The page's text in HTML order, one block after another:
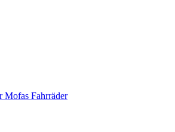
Mofas Fahrräder